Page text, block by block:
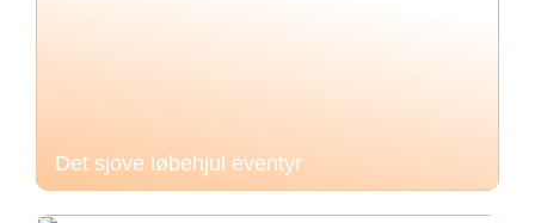
Det sjove løbehjul eventyr